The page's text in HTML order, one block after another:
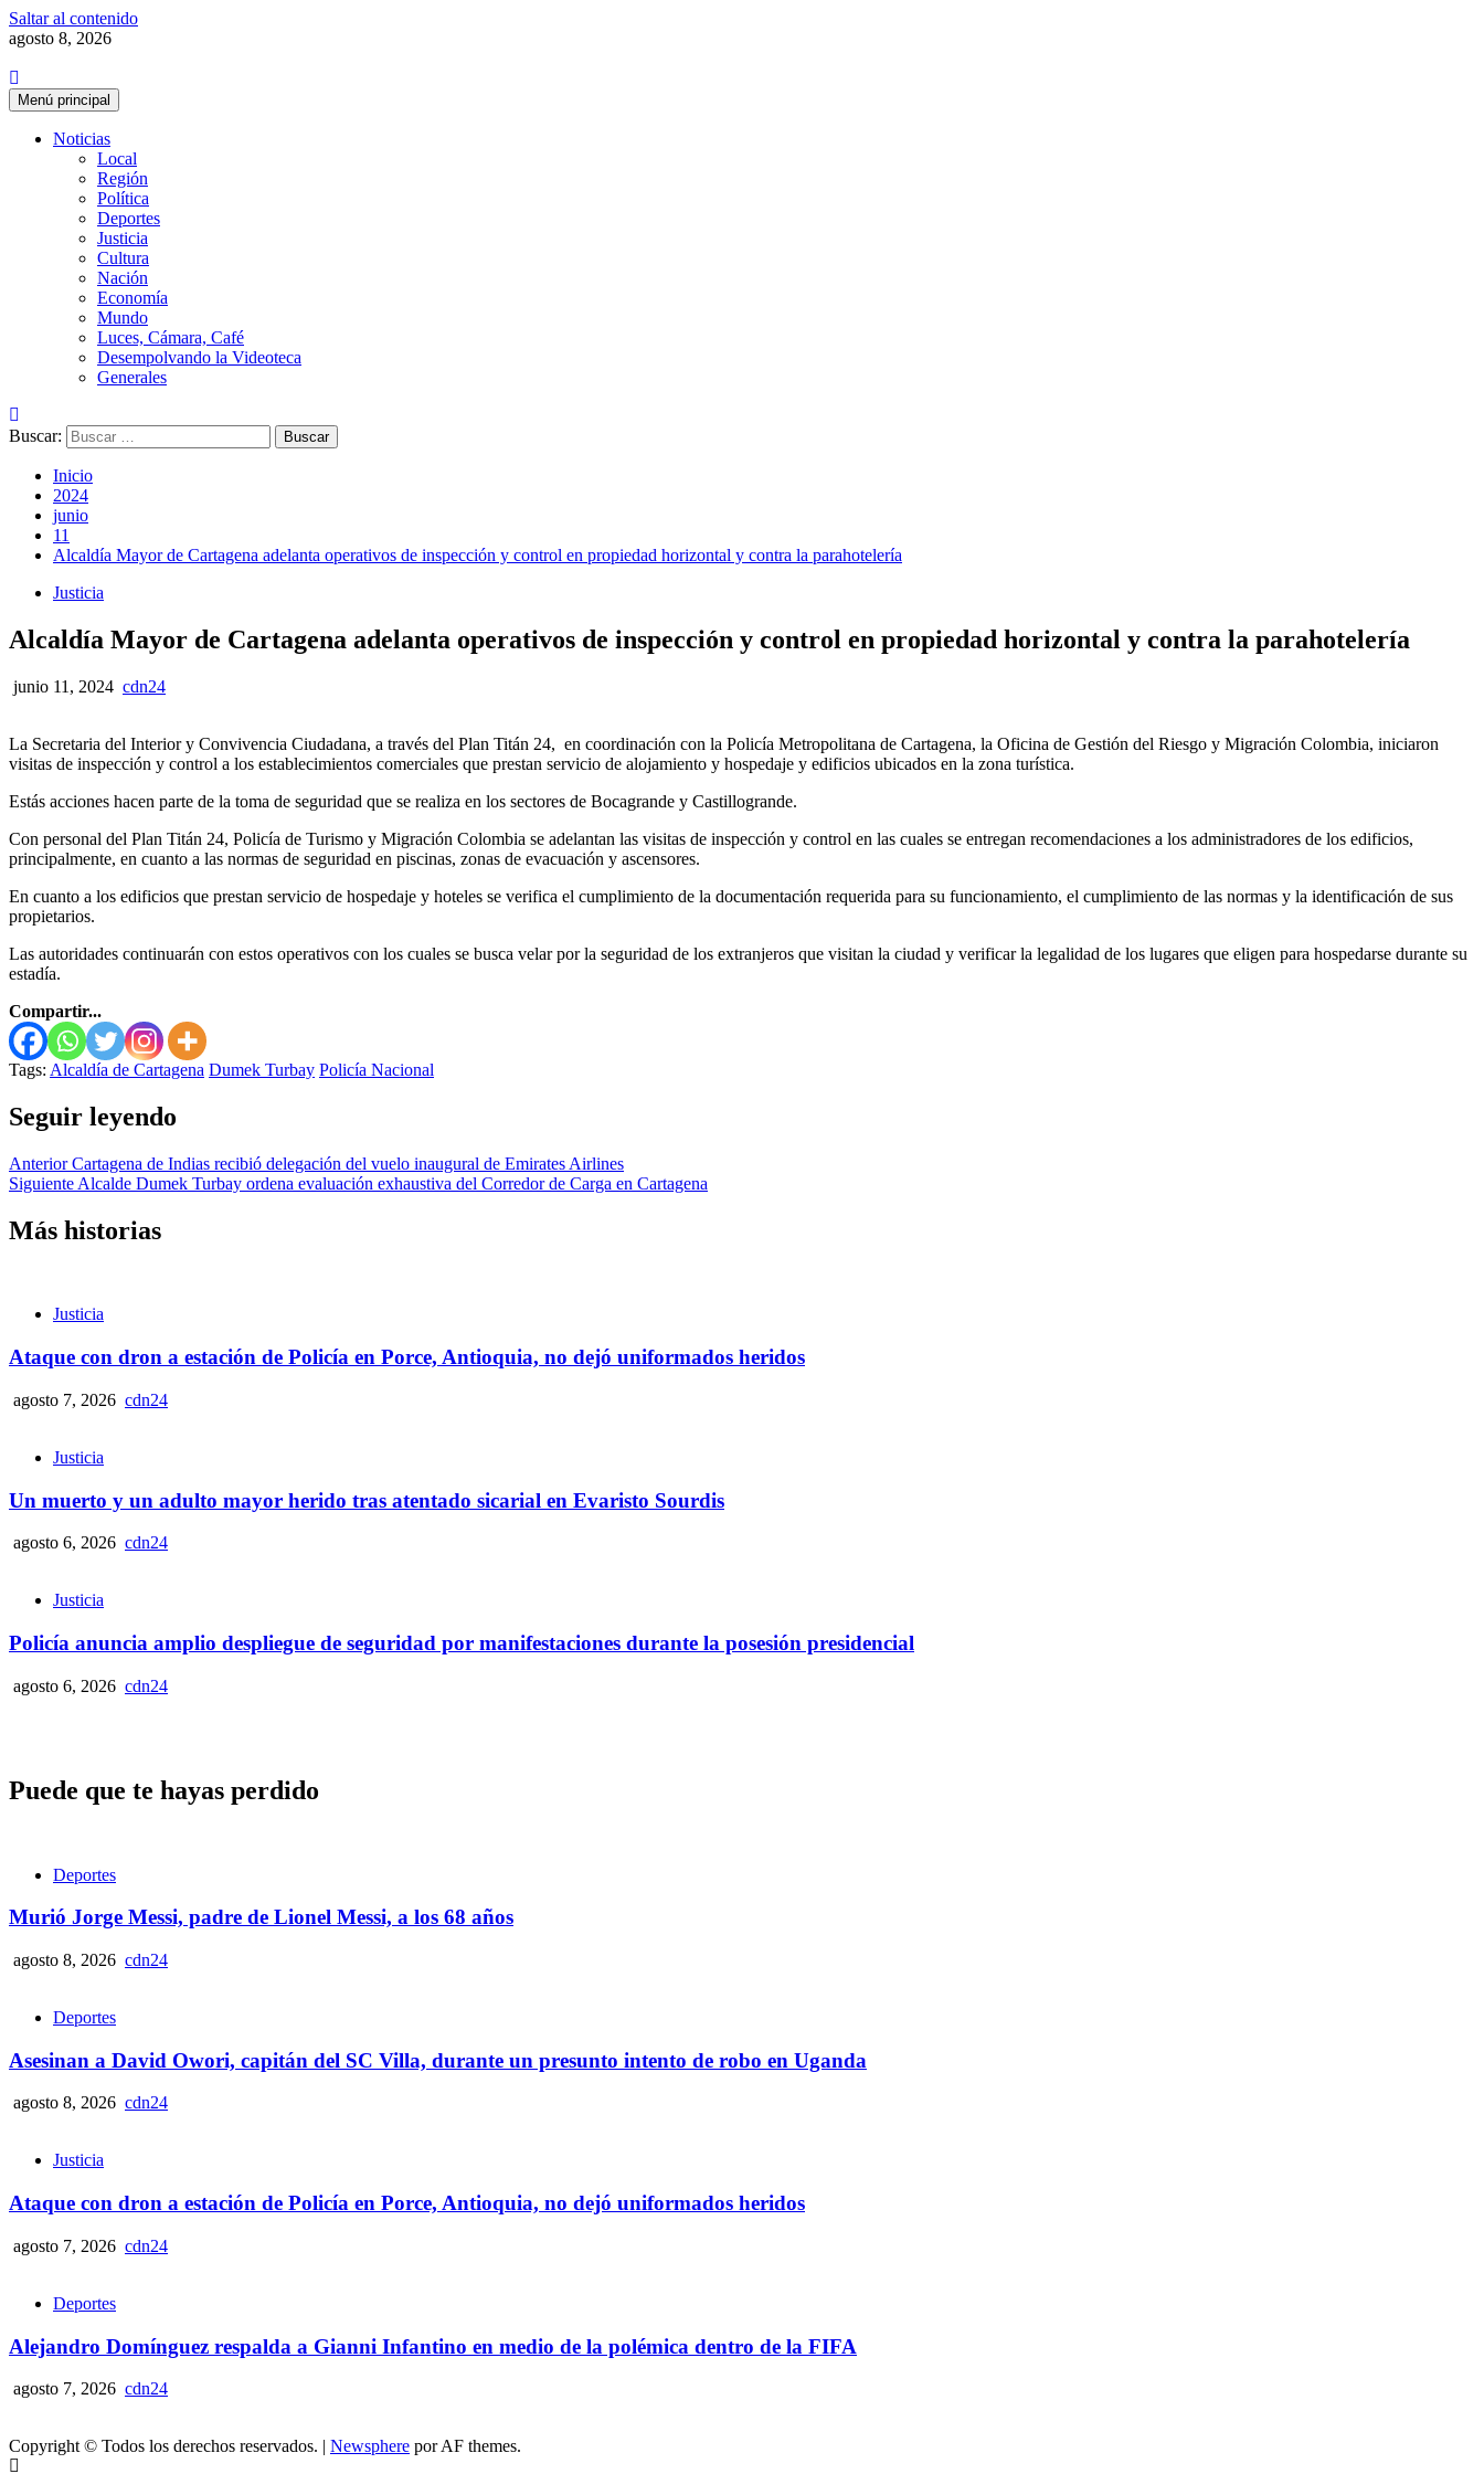
Saltar al contenido
agosto 8, 2026
Menú principal
Noticias
Local
Región
Política
Deportes
Justicia
Cultura
Nación
Economía
Mundo
Luces, Cámara, Café
Desempolvando la Videoteca
Generales
Buscar:
Inicio
2024
junio
11
Alcaldía Mayor de Cartagena adelanta operativos de inspección y control en propiedad horizontal y contra la parahotelería
Justicia
Alcaldía Mayor de Cartagena adelanta operativos de inspección y control en propiedad horizontal y contra la parahotelería
junio 11, 2024 cdn24
La Secretaria del Interior y Convivencia Ciudadana, a través del Plan Titán 24, en coordinación con la Policía Metropolitana de Cartagena, la Oficina de Gestión del Riesgo y Migración Colombia, iniciaron
visitas de inspección y control a los establecimientos comerciales que prestan servicio de alojamiento y hospedaje y edificios ubicados en la zona turística.
Estás acciones hacen parte de la toma de seguridad que se realiza en los sectores de Bocagrande y Castillogrande.
Con personal del Plan Titán 24, Policía de Turismo y Migración Colombia se adelantan las visitas de inspección y control en las cuales se entregan recomendaciones a los administradores de los edificios,
principalmente, en cuanto a las normas de seguridad en piscinas, zonas de evacuación y ascensores.
En cuanto a los edificios que prestan servicio de hospedaje y hoteles se verifica el cumplimiento de la documentación requerida para su funcionamiento, el cumplimiento de las normas y la identificación de sus
propietarios.
Las autoridades continuarán con estos operativos con los cuales se busca velar por la seguridad de los extranjeros que visitan la ciudad y verificar la legalidad de los lugares que eligen para hospedarse durante su
estadía.
Compartir...
Tags: Alcaldía de Cartagena Dumek Turbay Policía Nacional
Seguir leyendo
AnteriorCartagena de Indias recibió delegación del vuelo inaugural de Emirates Airlines
Siguiente Alcalde Dumek Turbay ordena evaluación exhaustiva del Corredor de Carga en Cartagena
Más historias
Justicia
Ataque con dron a estación de Policía en Porce, Antioquia, no dejó uniformados heridos
agosto 7, 2026 cdn24
Justicia
Un muerto y un adulto mayor herido tras atentado sicarial en Evaristo Sourdis
agosto 6, 2026 cdn24
Justicia
Policía anuncia amplio despliegue de seguridad por manifestaciones durante la posesión presidencial
agosto 6, 2026 cdn24
Puede que te hayas perdido
Deportes
Murió Jorge Messi, padre de Lionel Messi, a los 68 años
agosto 8, 2026 cdn24
Deportes
Asesinan a David Owori, capitán del SC Villa, durante un presunto intento de robo en Uganda
agosto 8, 2026 cdn24
Justicia
Ataque con dron a estación de Policía en Porce, Antioquia, no dejó uniformados heridos
agosto 7, 2026 cdn24
Deportes
Alejandro Domínguez respalda a Gianni Infantino en medio de la polémica dentro de la FIFA
agosto 7, 2026 cdn24
Copyright © Todos los derechos reservados. | Newsphere por AF themes.